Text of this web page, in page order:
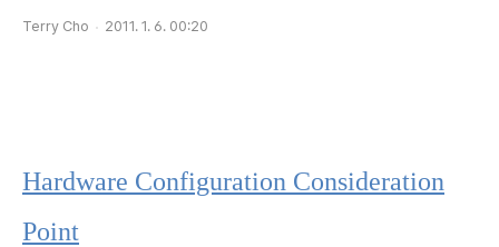
Terry Cho 2011. 1. 6. 00:20
Hardware Configuration Consideration
Point